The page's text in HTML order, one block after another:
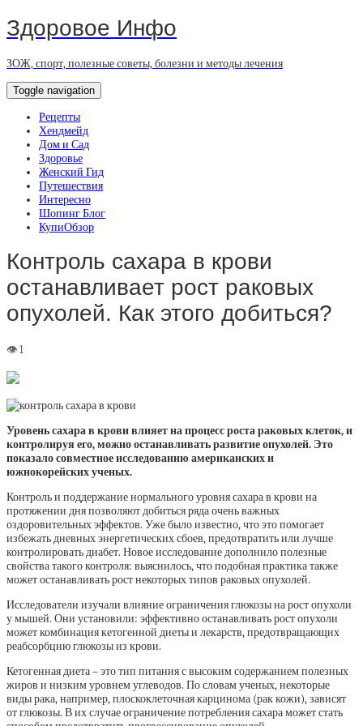
Здоровое Инфо
ЗОЖ, спорт, полезные советы, болезни и методы лечения
Toggle navigation
Рецепты
Хендмейд
Дом и Сад
Здоровье
Женский Гид
Путешествия
Интересно
Шопинг Блог
КупиОбзор
Контроль сахара в крови
останавливает рост раковых
опухолей. Как этого добиться?
Уровень сахара в крови влияет на процесс роста раковых клеток, и
контролируя его, можно останавливать развитие опухолей. Это
показало совместное исследованию американских и
южнокорейских ученых.
Контроль и поддержание нормального уровня сахара в крови на
протяжении дня позволяют добиться ряда очень важных
оздоровительных эффектов. Уже было известно, что это помогает
избежать дневных энергетических сбоев, предотвратить или лучше
контролировать диабет. Новое исследование дополнило полезные
свойства такого контроля: выяснилось, что подобная практика также
может останавливать рост некоторых типов раковых опухолей.
Исследователи изучали влияние ограничения глюкозы на рост опухоли
у мышей. Они установили: эффективно останавливать рост опухоли
может комбинация кетогенной диеты и лекарств, предотвращающих
реабсорбцию глюкозы из крови.
Кетогенная диета – это тип питания с высоким содержанием полезных
жиров и низким уровнем углеводов. По словам ученых, некоторые
виды рака, например, плоскоклеточная карцинома (рак кожи), зависят
от глюкозы. В их случае ограничение потребления сахара может стать